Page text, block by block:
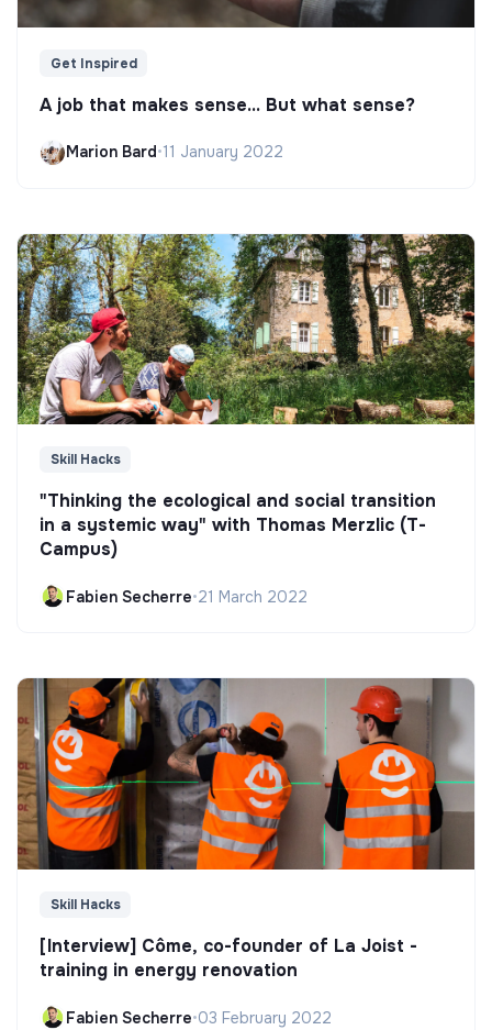
Get Inspired
A job that makes sense... But what sense?
Marion Bard•11 January 2022
Skill Hacks
"Thinking the ecological and social transition
in a systemic way" with Thomas Merzlic (T-
Campus)
Fabien Secherre•21 March 2022
Skill Hacks
[Interview] Côme, co-founder of La Joist -
training in energy renovation
Fabien Secherre•03 February 2022